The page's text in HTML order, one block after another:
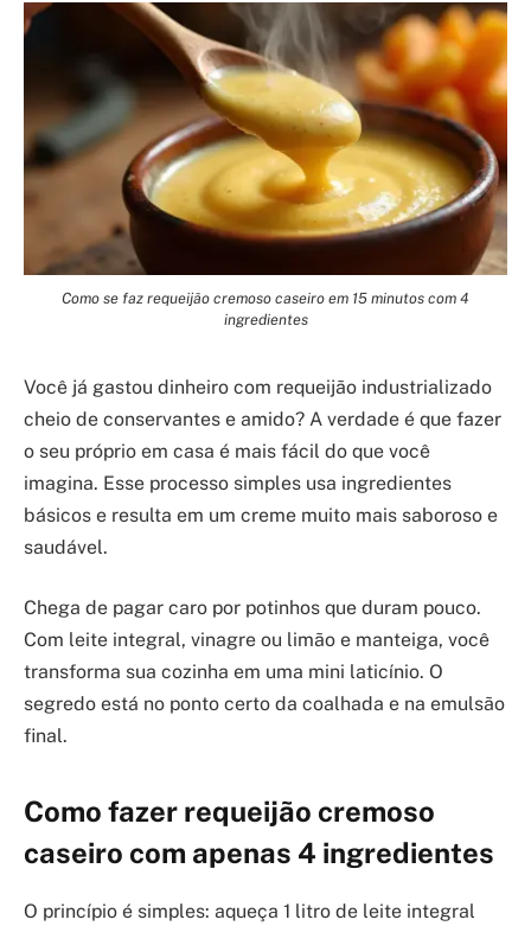
Como se faz requeijão cremoso caseiro em 15 minutos com 4
ingredientes
Você já gastou dinheiro com requeijão industrializado
cheio de conservantes e amido? A verdade é que fazer
o seu próprio em casa é mais fácil do que você
imagina. Esse processo simples usa ingredientes
básicos e resulta em um creme muito mais saboroso e
saudável.
Chega de pagar caro por potinhos que duram pouco.
Com leite integral, vinagre ou limão e manteiga, você
transforma sua cozinha em uma mini laticínio. O
segredo está no ponto certo da coalhada e na emulsão
final.
Como fazer requeijão cremoso
caseiro com apenas 4 ingredientes
O princípio é simples: aqueça 1 litro de leite integral